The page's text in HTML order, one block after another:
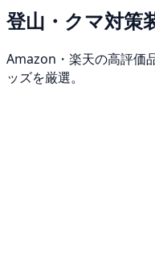
登山・クマ対策
Amazon・楽天の高評価
ッズを厳選。